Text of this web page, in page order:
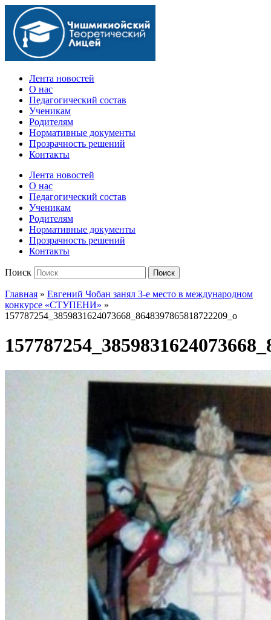
Официальный сайт учебного заведения
Лента новостей
О нас
Педагогический состав
Ученикам
Родителям
Нормативные документы
Прозрачность решений
Контакты
Лента новостей
О нас
Педагогический состав
Ученикам
Родителям
Нормативные документы
Прозрачность решений
Контакты
Поиск Поиск
Главная » Евгений Чобан занял 3-е место в международном
конкурсе «СТУПЕНИ» »
157787254_3859831624073668_8648397865818722209_o